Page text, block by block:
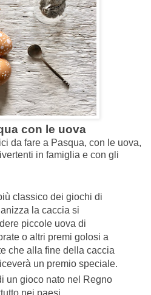
con le uova
da fare a Pasqua, con le uova,
in famiglia e con gli
classico dei giochi di
la caccia si
piccole uova di
o altri premi golosi a
che alla fine della caccia
un premio speciale.
un gioco nato nel Regno